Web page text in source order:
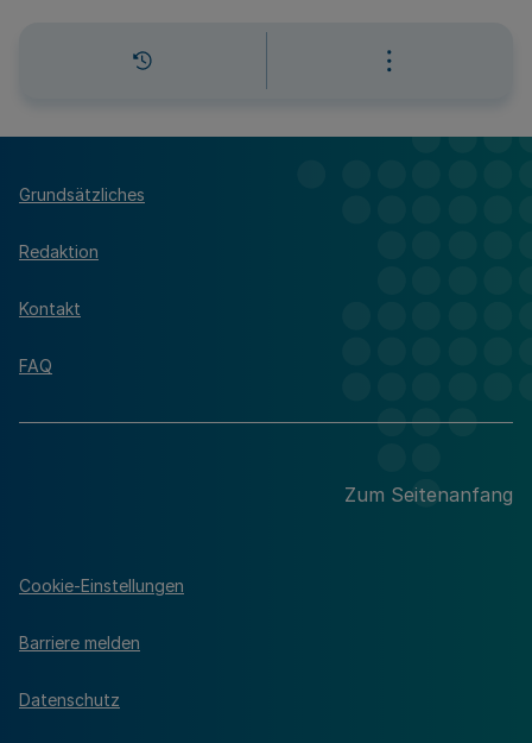
Grundsätzliches
Redaktion
Kontakt
FAQ
Zum Seitenanfang
Cookie-Einstellungen
Barriere melden
Datenschutz